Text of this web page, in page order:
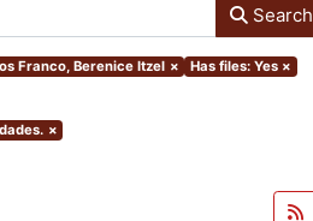
Search
Franco, Berenice Itzel × Has files: Yes ×
×